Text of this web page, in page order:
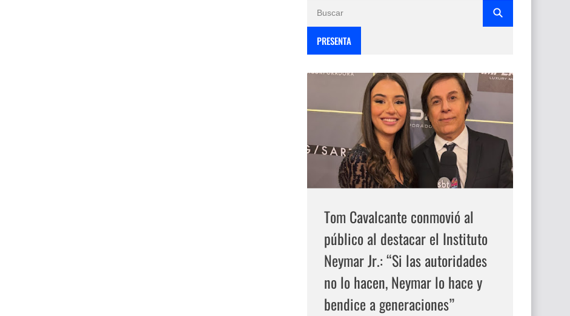
PRESENTA
Tom Cavalcante conmovió al
público al destacar el Instituto
Neymar Jr.: “Si las autoridades
no lo hacen, Neymar lo hace y
bendice a generaciones”